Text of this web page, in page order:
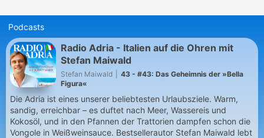
Podcasts
Radio Adria - Italien auf die Ohren mit
Stefan Maiwald
Stefan Maiwald
43 - #43: Das Geheimnis der »Bella
Figura«
Die Adria ist eines unserer beliebtesten Urlaubsziele. Warm,
sandig, erreichbar – es duftet nach Meer, Wassereis und
Kokosöl, und in den Pfannen der Trattorien dampfen schon die
Vongole in Weißweinsauce. Bestsellerautor Stefan Maiwald lebt